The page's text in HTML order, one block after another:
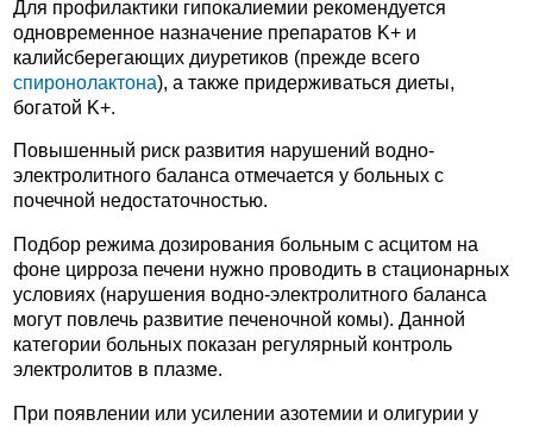
Для профилактики гипокалиемии рекомендуется
одновременное назначение препаратов K+ и
калийсберегающих диуретиков (прежде всего
спиронолактона), а также придерживаться диеты,
богатой K+.
Повышенный риск развития нарушений водно-
электролитного баланса отмечается у больных с
почечной недостаточностью.
Подбор режима дозирования больным с асцитом на
фоне цирроза печени нужно проводить в стационарных
условиях (нарушения водно-электролитного баланса
могут повлечь развитие печеночной комы). Данной
категории больных показан регулярный контроль
электролитов в плазме.
При появлении или усилении азотемии и олигурии у